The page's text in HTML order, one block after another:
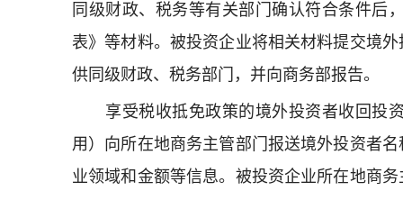
同级财政、税务等有关部门确认符合条件后
表》等材料。被投资企业将相关材料提交境
供同级财政、税务部门，并向商务部报告。
享受税收抵免政策的境外投资者收回投资
用）向所在地商务主管部门报送境外投资者
业领域和金额等信息。被投资企业所在地商